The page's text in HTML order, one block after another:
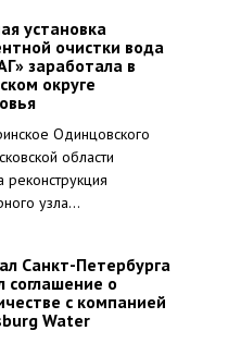
установка
очистки вода
заработала в
округе
Одинцовского
области
узла...
Санкт-Петербурга
соглашение о
с компанией
Water